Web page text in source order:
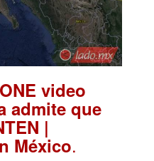
video
admite que
|
México.